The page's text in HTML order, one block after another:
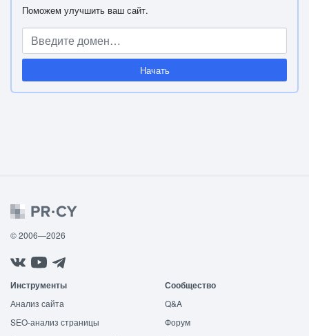
Поможем улучшить ваш сайт.
Начать
© 2006—2026
Инструменты
Анализ сайта
SEO-анализ страницы
Сообщество
Q&A
Форум